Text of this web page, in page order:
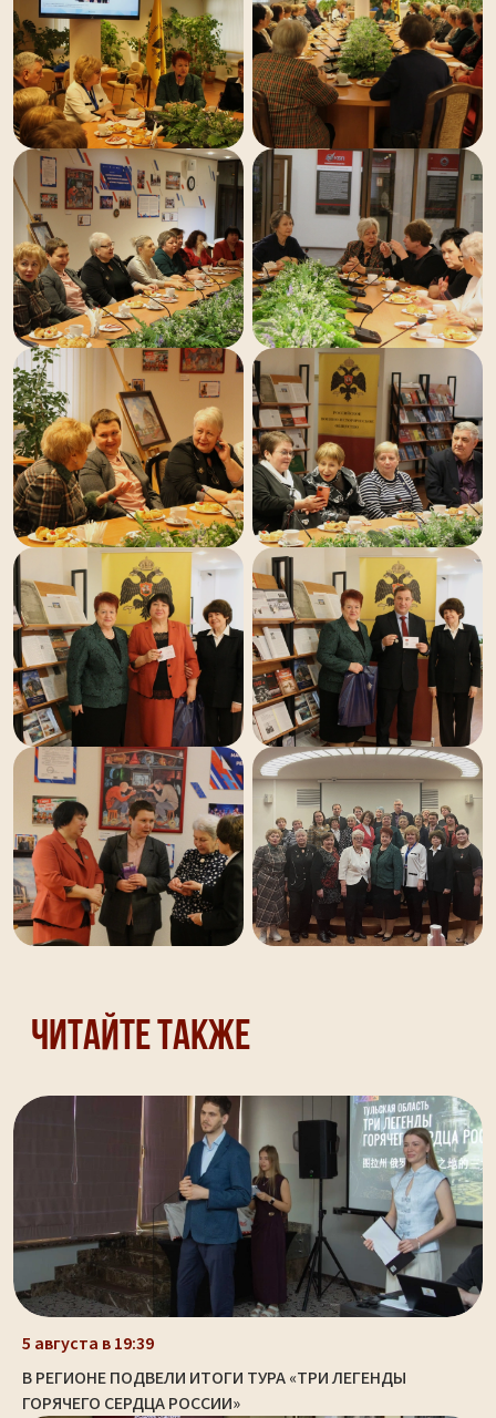
Читайте также
5 августа в 19:39
В РЕГИОНЕ ПОДВЕЛИ ИТОГИ ТУРА «ТРИ ЛЕГЕНДЫ
ГОРЯЧЕГО СЕРДЦА РОССИИ»